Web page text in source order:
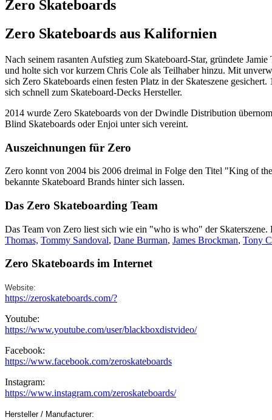
Zero Skateboards
Zero Skateboards aus Kalifornien
Nach seinem rasanten Aufstieg zum Skateboard-Star, gründete
und holte sich vor kurzem Chris Cole als Teilhaber hinzu. Mit
sich Zero Skateboards einen festen Platz in der Skateszene
sich schnell zum Skateboard-Decks Hersteller.
2014 wurde Zero Skateboards von der Dwindle Distribution
Blind Skateboards oder Enjoi unter sich vereint.
Auszeichnungen für Zero
Zero konnt von 2004 bis 2006 dreimal in Folge den Titel "King of
bekannte Skateboard Brands hinter sich lassen.
Das Zero Skateboarding Team
Das Team von Zero liest sich wie ein "who is who" der
Thomas, Tommy Sandoval, Dane Burman, James Brockman, Tony
Zero Skateboards im Internet
Website:
https://zeroskateboards.com/?
Youtube:
https://www.youtube.com/user/blackboxdistvideo/
Facebook:
https://www.facebook.com/zeroskateboards
Instagram:
https://www.instagram.com/zeroskateboards/
Hersteller / Manufacturer: